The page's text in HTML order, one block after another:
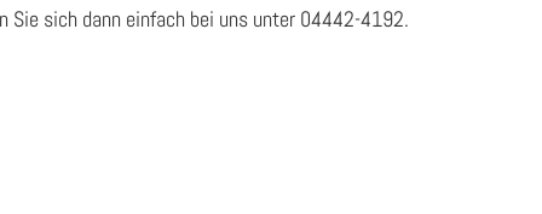
Sie sich dann einfach bei uns unter 04442-4192.